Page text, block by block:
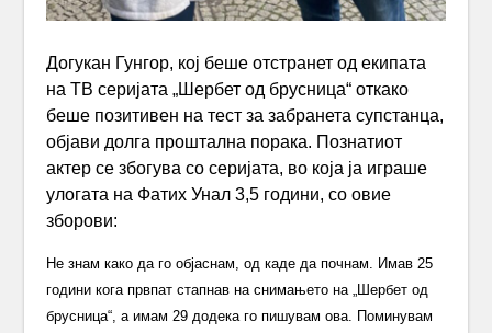
Догукан Гунгор, кој беше отстранет од екипата
на ТВ серијата „Шербет од брусница“ откако
беше позитивен на тест за забранета супстанца,
објави долга проштална порака. Познатиот
актер се збогува со серијата, во која ја играше
улогата на Фатих Унал 3,5 години, со овие
зборови:
Не знам како да го објаснам, од каде да почнам. Имав 25
години кога првпат стапнав на снимањето на „Шербет од
брусница“, а имам 29 додека го пишувам ова. Поминувам